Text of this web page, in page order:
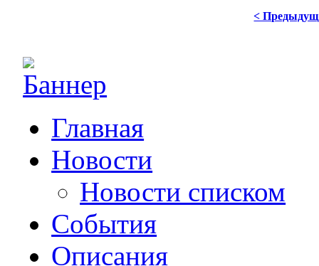
<
Главная
Новости
Новости списком
События
Описания